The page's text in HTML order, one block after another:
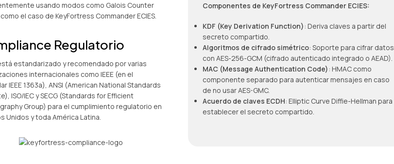
usando modos como Galois Counter
el caso de KeyFortress Commander ECIES.
Regulatorio
estandarizado y recomendado por varias
internacionales como IEEE (en el
IEEE 1363a), ANSI (American National Standards
ISO/IEC y SECG (Standards for Efficient
Group) para el cumplimiento regulatorio en
Unidos y toda América Latina.
Componentes de KeyFortress Commander ECIES:
KDF (Key Derivation Function) : Deriva claves a partir del
secreto compartido.
Algoritmos de cifrado simétrico: Soporte para cifrar datos
con AES-256-GCM (cifrado autenticado integrado o AEAD).
MAC (Message Authentication Code) : HMAC como
componente separado para autenticar mensajes en caso
de no usar AES-GMC.
Acuerdo de claves ECDH: Elliptic Curve Diffie-Hellman para
establecer el secreto compartido.